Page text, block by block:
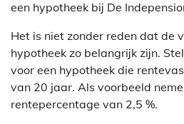
een hypotheek bij De
Het is niet zonder reden dat de
hypotheek zo belangrijk zijn.
voor een hypotheek die
van 20 jaar. Als voorbeeld
rentepercentage van 2,5 %.